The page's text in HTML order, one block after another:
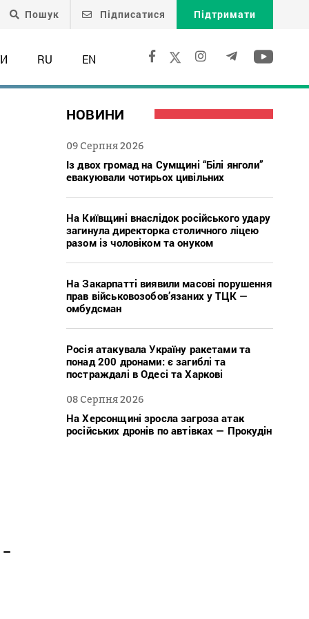
Пошук Підписатися Підтримати
RU EN
–
НОВИНИ
09 Серпня 2026
Із двох громад на Сумщині “Білі янголи”
евакуювали чотирьох цивільних
На Київщині внаслідок російського удару
загинула директорка столичного ліцею
разом із чоловіком та онуком
На Закарпатті виявили масові порушення
прав військовозобов’язаних у ТЦК —
омбудсман
Росія атакувала Україну ракетами та
понад 200 дронами: є загиблі та
постраждалі в Одесі та Харкові
08 Серпня 2026
На Херсонщині зросла загроза атак
російських дронів по автівках — Прокудін